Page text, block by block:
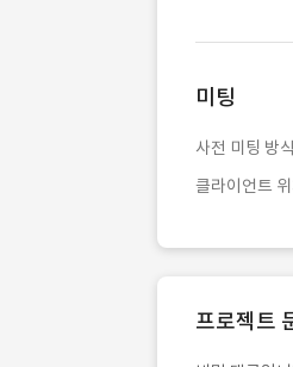
미팅
사전 미팅 방식
클라이언트
프로젝트